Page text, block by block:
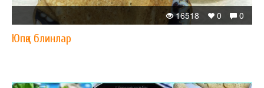
0
0
16518
Юпқа блинлар